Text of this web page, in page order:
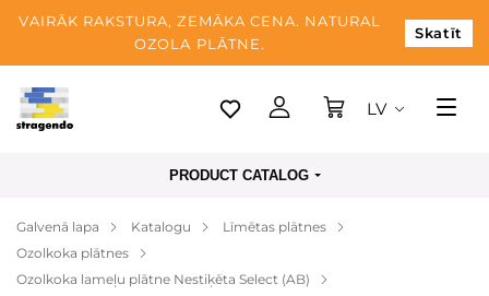
VAIRĀK RAKSTURA, ZEMĀKA CENA. NATURAL
OZOLA PLĀTNE.
Skatīt
Tallina
Apmaksa
Par mums
LV
PRODUCT CATALOG
Galvenā lapa Katalogu
Līmētas plātnes
Ozolkoka plātnes
Ozolkoka lameļu plātne Nestiķēta Select (AB)